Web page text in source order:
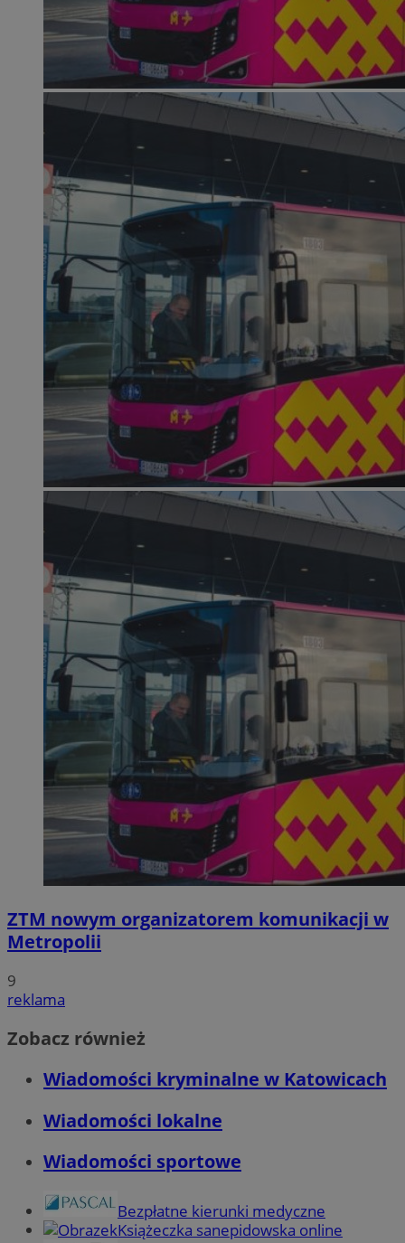
ZTM nowym organizatorem komunikacji w
Metropolii
9
reklama
Zobacz również
Wiadomości kryminalne w Katowicach
Wiadomości lokalne
Wiadomości sportowe
Bezpłatne kierunki medyczne
Książeczka sanepidowska online